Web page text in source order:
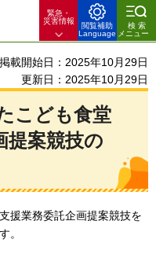
緊急・
災害情報
閲覧補助
Language
検索
メニュー
掲載開始日：2025年10月29日
更新日：2025年10月29日
こども食堂
提案競技の
援業務委託企画提案競技を
。